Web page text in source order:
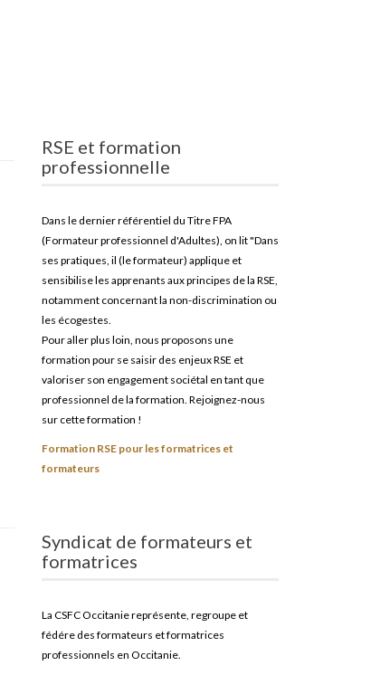
RSE et formation
professionnelle
Dans le dernier référentiel du Titre FPA
(Formateur professionnel d'Adultes), on lit "Dans
ses pratiques, il (le formateur) applique et
sensibilise les apprenants aux principes de la RSE,
notamment concernant la non-discrimination ou
les écogestes.
Pour aller plus loin, nous proposons une
formation pour se saisir des enjeux RSE et
valoriser son engagement sociétal en tant que
professionnel de la formation. Rejoignez-nous
sur cette formation !
Formation RSE pour les formatrices et
formateurs
Syndicat de formateurs et
formatrices
La CSFC Occitanie représente, regroupe et
fédére des formateurs et formatrices
professionnels en Occitanie.